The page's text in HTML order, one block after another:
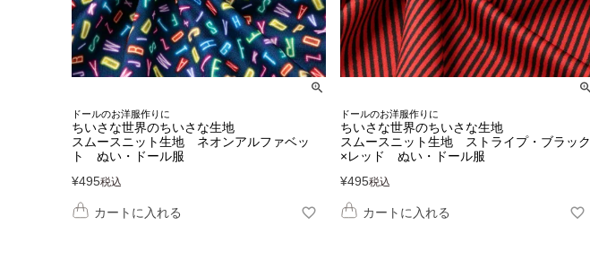
ドールのお洋服作りに
ちいさな世界のちいさな生地
スムースニット生地 ネオンアルファベッ
ト ぬい・ドール服
¥495税込
カートに入れる
ドールのお洋服作りに
ちいさな世界のちいさな生地
スムースニット生地 ストライプ・ブラック
×レッド ぬい・ドール服
¥495税込
カートに入れる